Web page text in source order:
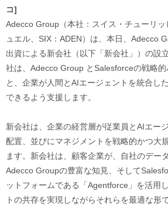
コ]
Adecco Group（本社：スイス・チューリ
ュエル、SIX：ADEN）は、本日、Adecco
出資による新会社（以下「新会社」）の設
社は、Adecco Group とSalesforceの戦略
と、企業が人間とAIエージェントを統合し
できるよう支援します。
新会社は、企業の経営層が従業員とAIエー
配置、並びにマネジメントを戦略的かつ大
ます。新会社は、顧客企業が、自社のデー
Adecco Groupの豊富な知見、そして
ットフォームである「Agentforce」を活用
トの共存を実現しながらそれらを最適な形